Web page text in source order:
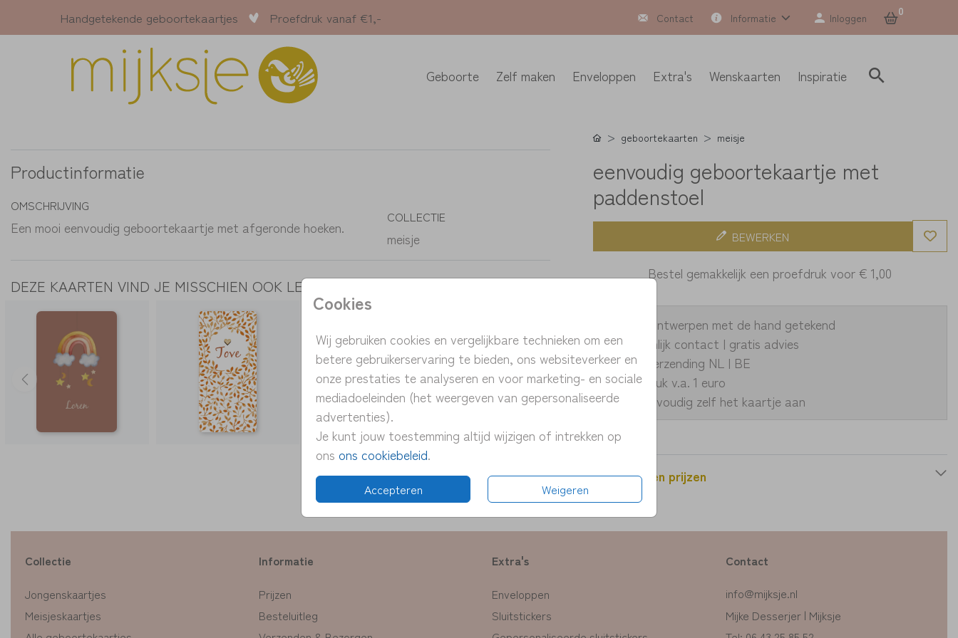
Handgetekende geboortekaartjes Proefdruk vanaf €1,- Contact Informatie Inloggen 0
Geboorte Zelf maken Enveloppen Extra's Wenskaarten Inspiratie
Cookies
Wij gebruiken cookies en vergelijkbare technieken om een
betere gebruikerservaring te bieden, ons websiteverkeer en
onze prestaties te analyseren en voor marketing- en sociale
mediadoeleinden (het weergeven van gepersonaliseerde
advertenties).
Je kunt jouw toestemming altijd wijzigen of intrekken op
ons ons cookiebeleid.
Accepteren Weigeren
Productinformatie
OMSCHRIJVING
Een mooi eenvoudig geboortekaartje met afgeronde hoeken.
COLLECTIE
meisje
DEZE KAARTEN VIND JE MISSCHIEN OOK LEUK
geboortekaarten meisje
eenvoudig geboortekaartje met
paddenstoel
BEWERKEN
Bestel gemakkelijk een proefdruk voor€ 1,00
> unieke ontwerpen met de hand getekend
> persoonlijk contact | gratis advies
> snelle verzending NL | BE
> proefdruk v.a. 1 euro
> pas eenvoudig zelf het kaartje aan
Formaten en prijzen
Collectie
Jongenskaartjes
Meisjeskaartjes
Informatie
Prijzen
Besteluitleg
Extra's
Enveloppen
Sluitstickers
Contact
info@mijksje.nl
Mijke Desserjer | Mijksje